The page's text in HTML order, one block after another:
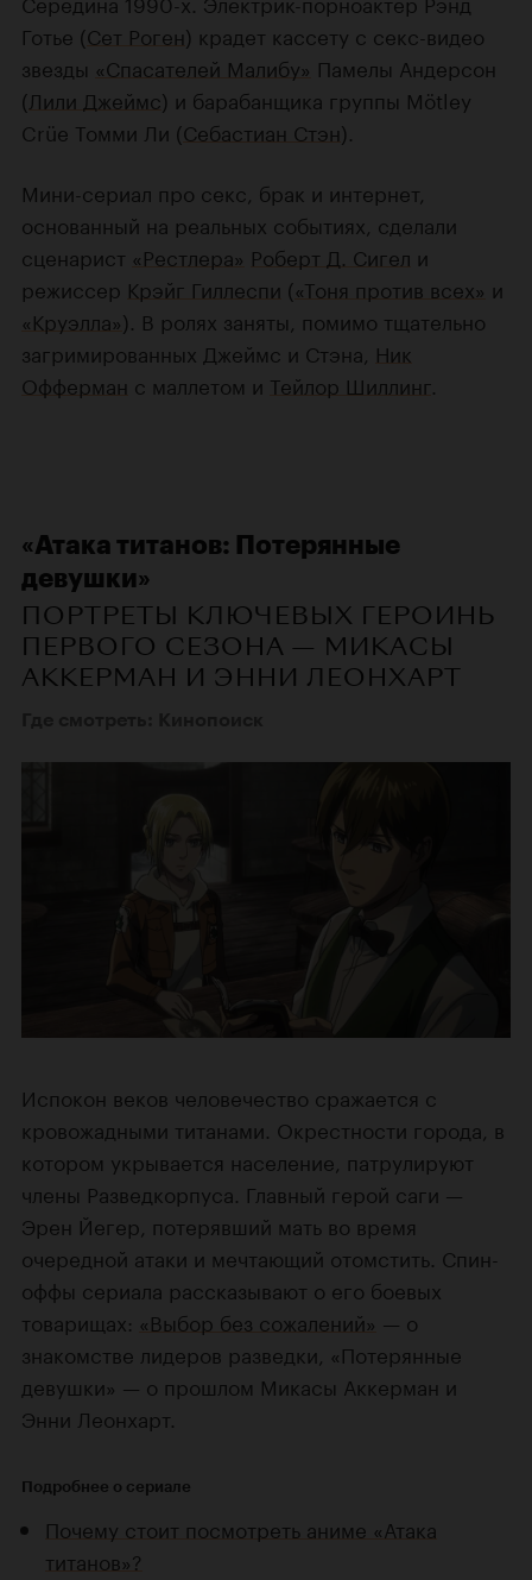
Готье (Сет Роген) крадет кассету с секс-видео
звезды «Спасателей Малибу» Памелы Андерсон
(Лили Джеймс) и барабанщика группы Mötley
Crüe Томми Ли (Себастиан Стэн).
Мини-сериал про секс, брак и интернет,
основанный на реальных событиях, сделали
сценарист «Рестлера» Роберт Д. Сигел и
режиссер Крэйг Гиллеспи («Тоня против всех» и
«Круэлла»). В ролях заняты, помимо тщательно
загримированных Джеймс и Стэна, Ник
Офферман с маллетом и Тейлор Шиллинг.
«Атака титанов: Потерянные
девушки»
ПОРТРЕТЫ КЛЮЧЕВЫХ ГЕРОИНЬ
ПЕРВОГО СЕЗОНА — МИКАСЫ
АККЕРМАН И ЭННИ ЛЕОНХАРТ
Испокон веков человечество сражается с
кровожадными титанами. Окрестности города, в
котором укрывается население, патрулируют
члены Разведкорпуса. Главный герой саги —
Эрен Йегер, потерявший мать во время
очередной атаки и мечтающий отомстить. Спин-
оффы сериала рассказывают о его боевых
товарищах: «Выбор без сожалений» — о
знакомстве лидеров разведки, «Потерянные
девушки» — о прошлом Микасы Аккерман и
Энни Леонхарт.
Подробнее о сериале
Почему стоит посмотреть аниме «Атака
титанов»?